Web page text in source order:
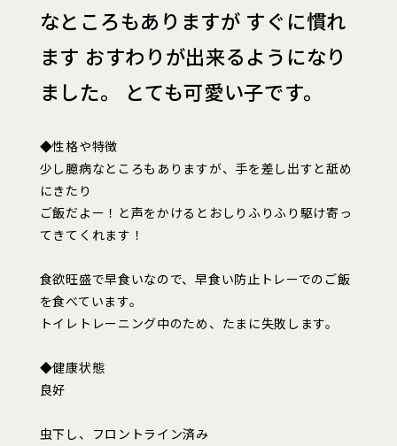
なところもありますが すぐに慣れ
ます おすわりが出来るようになり
ました。 とても可愛い子です。
◆性格や特徴
少し臆病なところもありますが、手を差し出すと舐め
にきたり
ご飯だよー！と声をかけるとおしりふりふり駆け寄っ
てきてくれます！
食欲旺盛で早食いなので、早食い防止トレーでのご飯
を食べています。
トイレトレーニング中のため、たまに失敗します。
◆健康状態
良好
虫下し、フロントライン済み